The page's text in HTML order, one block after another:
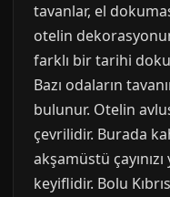
tavanlar, el
otelin
farklı bir tarihi
Bazı odaların
bulunur. Otelin
çevrilidir. Burada
akşamüstü
keyiflidir. Bolu